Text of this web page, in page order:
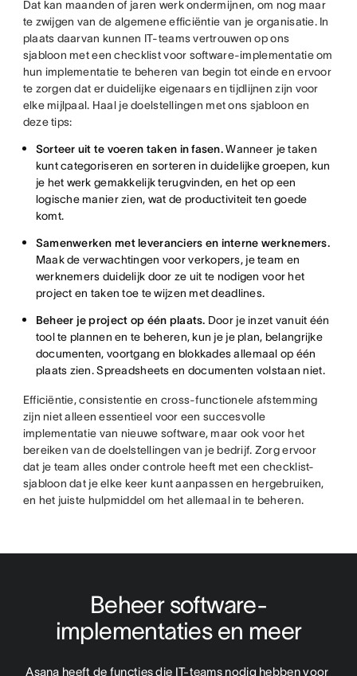
Dat kan maanden of jaren werk ondermijnen, om nog maar
te zwijgen van de algemene efficiëntie van je organisatie. In
plaats daarvan kunnen IT-teams vertrouwen op ons
sjabloon met een checklist voor software-implementatie om
hun implementatie te beheren van begin tot einde en ervoor
te zorgen dat er duidelijke eigenaars en tijdlijnen zijn voor
elke mijlpaal. Haal je doelstellingen met ons sjabloon en
deze tips:
Sorteer uit te voeren taken in fasen.Wanneer je taken
kunt categoriseren en sorteren in duidelijke groepen, kun
je het werk gemakkelijk terugvinden, en het op een
logische manier zien, wat de productiviteit ten goede
komt.
Samenwerken met leveranciers en interne werknemers.
Maak de verwachtingen voor verkopers, je team en
werknemers duidelijk door ze uit te nodigen voor het
project en taken toe te wijzen met deadlines.
Beheer je project op één plaats. Door je inzet vanuit één
tool te plannen en te beheren, kun je je plan, belangrijke
documenten, voortgang en blokkades allemaal op één
plaats zien. Spreadsheets en documenten volstaan niet.
Efficiëntie, consistentie en cross-functionele afstemming
zijn niet alleen essentieel voor een succesvolle
implementatie van nieuwe software, maar ook voor het
bereiken van de doelstellingen van je bedrijf. Zorg ervoor
dat je team alles onder controle heeft met een checklist-
sjabloon dat je elke keer kunt aanpassen en hergebruiken,
en het juiste hulpmiddel om het allemaal in te beheren.
Beheer software-
implementaties en meer
Asana heeft de functies die IT-teams nodig hebben voor